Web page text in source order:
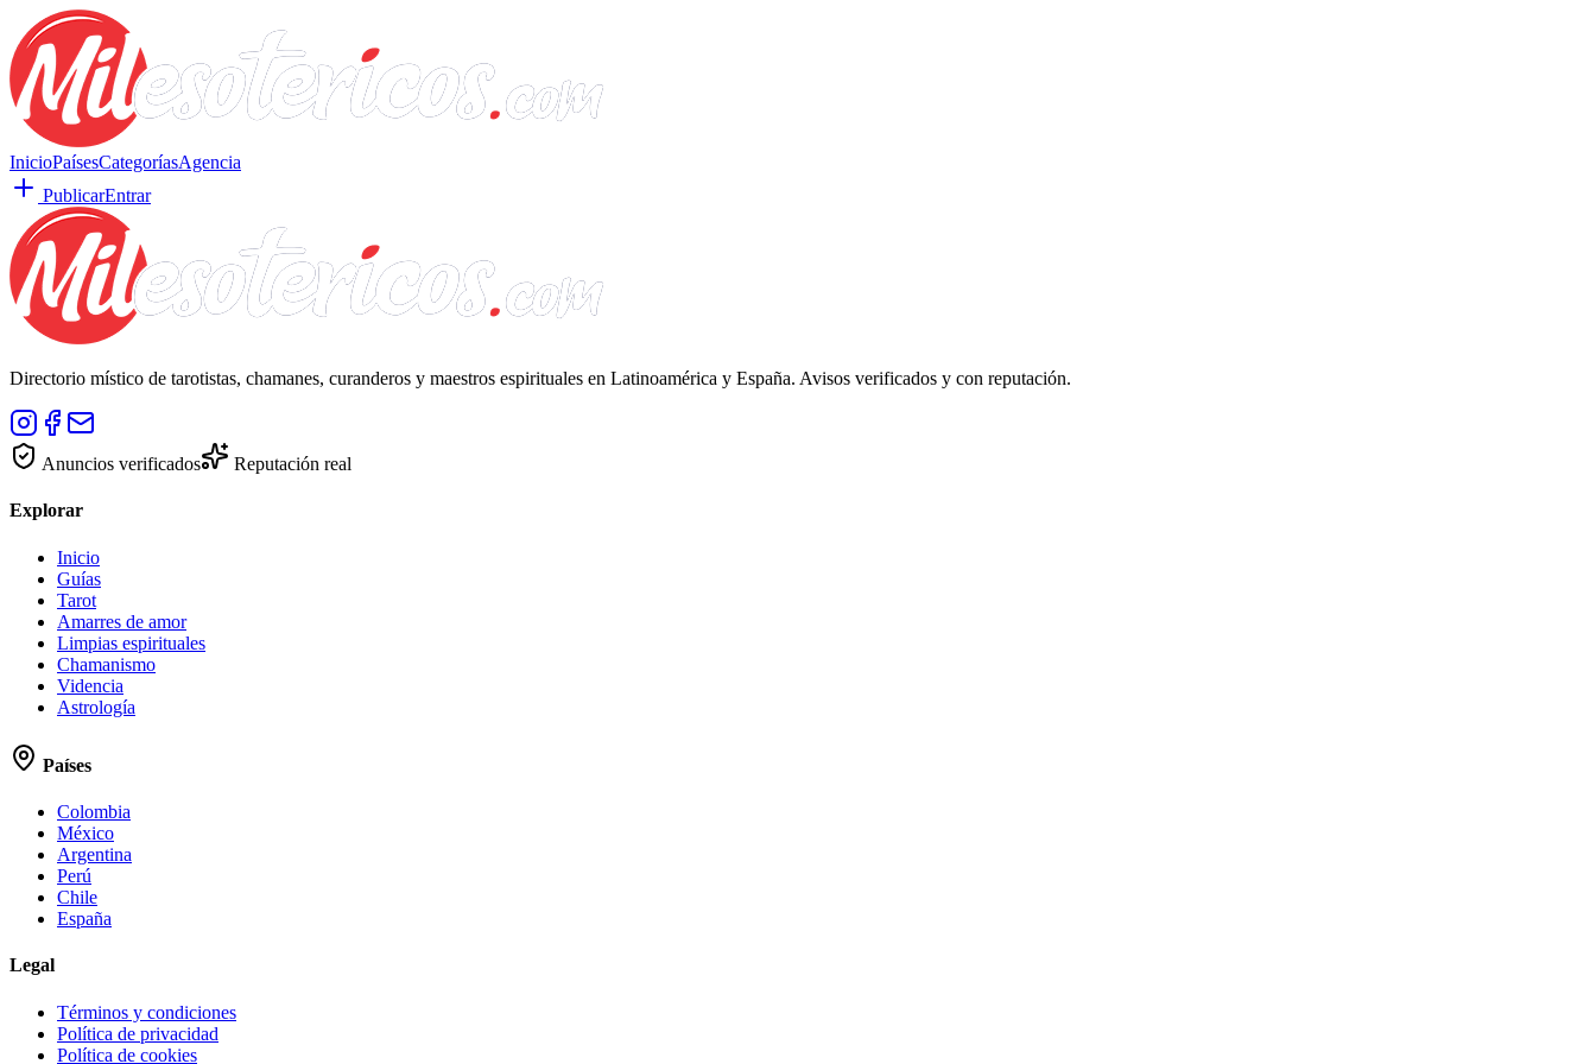
InicioPaísesCategoríasAgencia
PublicarEntrar
Directorio místico de tarotistas, chamanes, curanderos y maestros espirituales en Latinoamérica y España. Avisos verificados y con reputación.
Anuncios verificados Reputación real
Explorar
Inicio
Guías
Tarot
Amarres de amor
Limpias espirituales
Chamanismo
Videncia
Astrología
Países
Colombia
México
Argentina
Perú
Chile
España
Legal
Términos y condiciones
Política de privacidad
Política de cookies